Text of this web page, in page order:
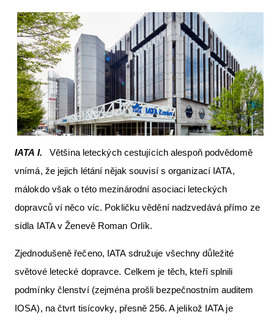
IATA I. Většina leteckých cestujících alespoň podvědomě
vnímá, že jejich létání nějak souvisí s organizací IATA,
málokdo však o této mezinárodní asociaci leteckých
dopravců ví něco víc. Pokličku vědění nadzvedává přímo ze
sídla IATA v Ženevě Roman Orlík.
Zjednodušeně řečeno, IATA sdružuje všechny důležité
světové letecké dopravce. Celkem je těch, kteří splnili
podmínky členství (zejména prošli bezpečnostním auditem
IOSA), na čtvrt tisícovky, přesně 256. A jelikož IATA je
Pro piloty
Série & speciály
Letecká videa
Aktuální FR + archiv
Letecká muzea
The SAFE Guide app
Nabídky práce v letectví